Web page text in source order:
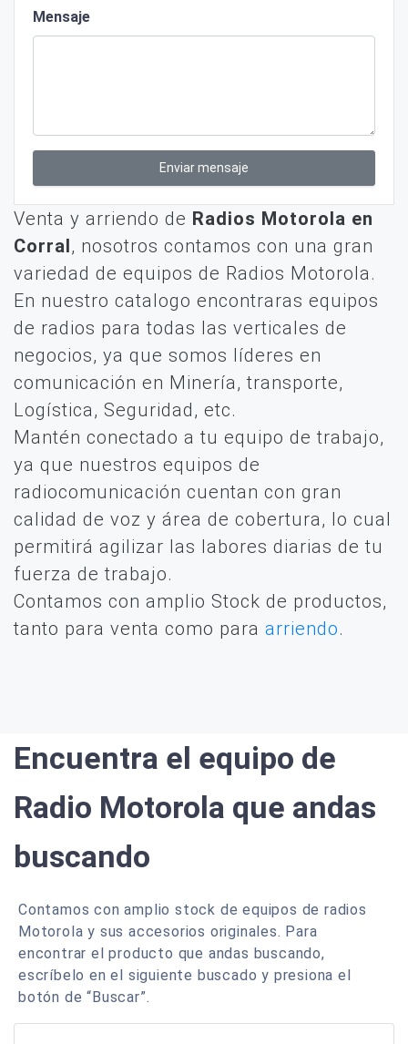
Mensaje
Enviar mensaje
Venta y arriendo de Radios Motorola en
Corral, nosotros contamos con una gran
variedad de equipos de Radios Motorola.
En nuestro catalogo encontraras equipos
de radios para todas las verticales de
negocios, ya que somos líderes en
comunicación en Minería, transporte,
Logística, Seguridad, etc.
Mantén conectado a tu equipo de trabajo,
ya que nuestros equipos de
radiocomunicación cuentan con gran
calidad de voz y área de cobertura, lo cual
permitirá agilizar las labores diarias de tu
fuerza de trabajo.
Contamos con amplio Stock de productos,
tanto para venta como para arriendo.
Encuentra el equipo de
Radio Motorola que andas
buscando
Contamos con amplio stock de equipos de radios
Motorola y sus accesorios originales. Para
encontrar el producto que andas buscando,
escríbelo en el siguiente buscado y presiona el
botón de “Buscar”.